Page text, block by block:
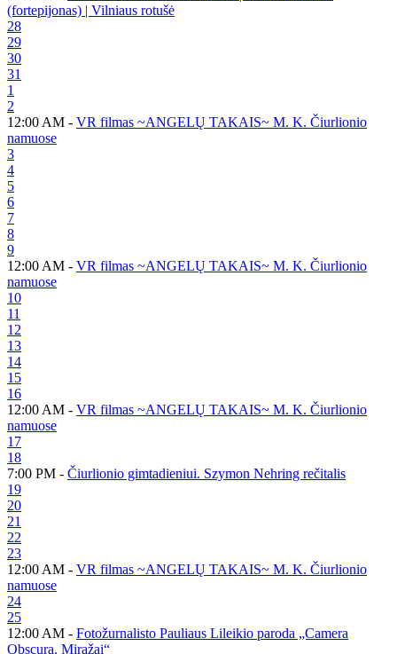
(fortepijonas) | Vilniaus rotušė
28
29
30
31
1
2
12:00 AM - VR filmas ~ANGELŲ TAKAIS~ M. K. Čiurlionio
namuose
3
4
5
6
7
8
9
12:00 AM - VR filmas ~ANGELŲ TAKAIS~ M. K. Čiurlionio
namuose
10
11
12
13
14
15
16
12:00 AM - VR filmas ~ANGELŲ TAKAIS~ M. K. Čiurlionio
namuose
17
18
7:00 PM - Čiurlionio gimtadieniui. Szymon Nehring rečitalis
19
20
21
22
23
12:00 AM - VR filmas ~ANGELŲ TAKAIS~ M. K. Čiurlionio
namuose
24
25
12:00 AM - Fotožurnalisto Pauliaus Lileikio paroda „Camera
Obscura. Miražai“